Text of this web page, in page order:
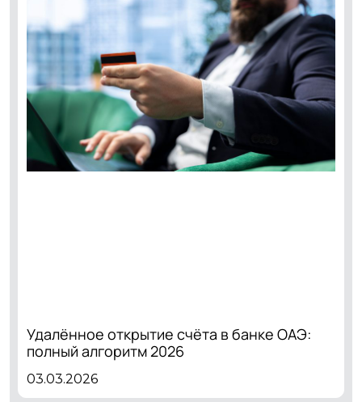
Удалённое открытие счёта в банке ОАЭ:
полный алгоритм 2026
03.03.2026